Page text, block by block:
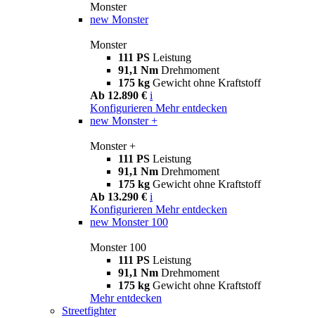
Monster
new Monster
Monster
111 PS Leistung
91,1 Nm Drehmoment
175 kg Gewicht ohne Kraftstoff
Ab 12.890 € i
Konfigurieren Mehr entdecken
new Monster +
Monster +
111 PS Leistung
91,1 Nm Drehmoment
175 kg Gewicht ohne Kraftstoff
Ab 13.290 € i
Konfigurieren Mehr entdecken
new Monster 100
Monster 100
111 PS Leistung
91,1 Nm Drehmoment
175 kg Gewicht ohne Kraftstoff
Mehr entdecken
Streetfighter